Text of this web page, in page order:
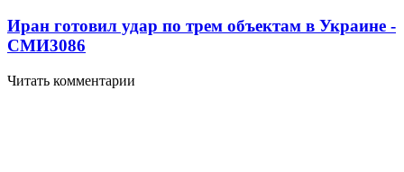
Иран готовил удар по трем объектам в Украине -
СМИ3086
Читать комментарии